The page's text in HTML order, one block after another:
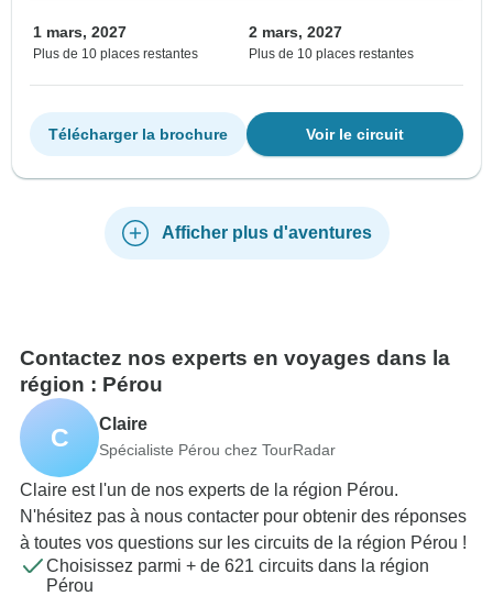
1 mars, 2027
Plus de 10 places restantes
2 mars, 2027
Plus de 10 places restantes
Voir le circuit
Télécharger la brochure
Afficher plus d'aventures
Contactez nos experts en voyages dans la
région : Pérou
C Claire
Spécialiste Pérou chez TourRadar
Claire est l'un de nos experts de la région Pérou.
N'hésitez pas à nous contacter pour obtenir des réponses
à toutes vos questions sur les circuits de la région Pérou !
Choisissez parmi + de 621 circuits dans la région
Pérou